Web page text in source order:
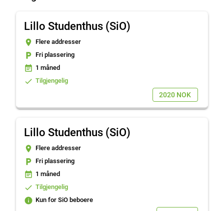
Lillo Studenthus (SiO)
place Flere addresser
local_parking Fri plassering
event_note 1 måned
done Tilgjengelig
2020 NOK
Lillo Studenthus (SiO)
place Flere addresser
local_parking Fri plassering
event_note 1 måned
done Tilgjengelig
info Kun for SiO beboere